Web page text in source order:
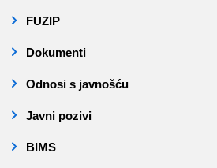
FUZIP
Dokumenti
Odnosi s javnošću
Javni pozivi
BIMS